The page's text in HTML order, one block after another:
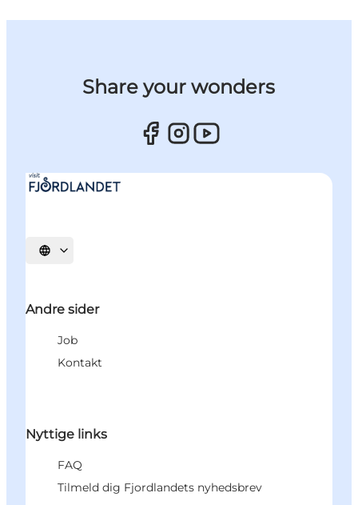
Share your wonders
Vælg sprog
Andre sider
Job
Kontakt
Nyttige links
FAQ
Tilmeld dig Fjordlandets nyhedsbrev